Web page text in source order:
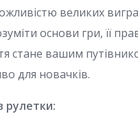
великих
основи гри, її
стане вашим
для новачків.
рулетки: